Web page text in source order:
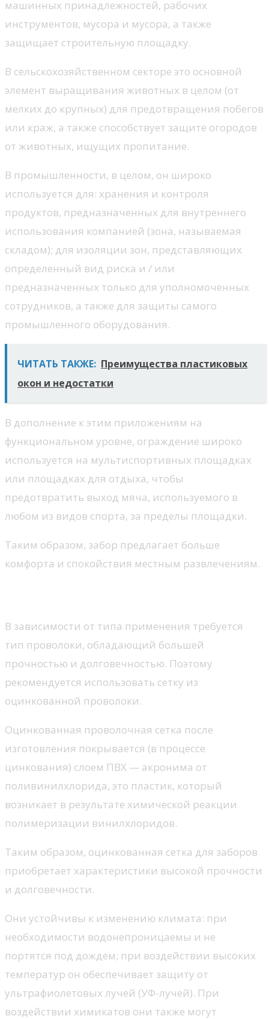
машинных принадлежностей, рабочих
инструментов, мусора и мусора, а также
защищает строительную площадку.
В сельскохозяйственном секторе это основной
элемент выращивания животных в целом (от
мелких до крупных) для предотвращения побегов
или краж, а также способствует защите огородов
от животных, ищущих пропитание.
В промышленности, в целом, он широко
используется для: хранения и контроля
продуктов, предназначенных для внутреннего
использования компанией (зона, называемая
складом); для изоляции зон, представляющих
определенный вид риска и / или
предназначенных только для уполномоченных
сотрудников, а также для защиты самого
промышленного оборудования.
ЧИТАТЬ ТАКЖЕ: Преимущества пластиковых
окон и недостатки
В дополнение к этим приложениям на
функциональном уровне, ограждение широко
используется на мультиспортивных площадках
или площадках для отдыха, чтобы
предотвратить выход мяча, используемого в
любом из видов спорта, за пределы площадки.
Таким образом, забор предлагает больше
комфорта и спокойствия местным развлечениям.
В зависимости от типа применения требуется
тип проволоки, обладающий большей
прочностью и долговечностью. Поэтому
рекомендуется использовать сетку из
оцинкованной проволоки.
Оцинкованная проволочная сетка после
изготовления покрывается (в процессе
цинкования) слоем ПВХ — акронима от
поливинилхлорида, это пластик, который
возникает в результате химической реакции
полимеризации винилхлоридов.
Таким образом, оцинкованная сетка для заборов
приобретает характеристики высокой прочности
и долговечности.
Они устойчивы к изменению климата: при
необходимости водонепроницаемы и не
портятся под дождем; при воздействии высоких
температур он обеспечивает защиту от
ультрафиолетовых лучей (УФ-лучей). При
воздействии химикатов они также могут